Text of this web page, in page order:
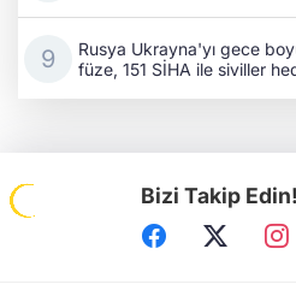
Rusya Ukrayna'yı gece
füze, 151 SİHA ile siviller
Bizi Takip Edin!